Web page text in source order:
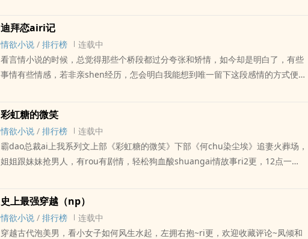
迪拜恋airi记
情欲小说 / 排行榜
连载中
看言情小说的时候，总觉得那些个桥段都过分夸张和矫情，如今却是明白了，有些
事情有些情感，若非亲shen经历，怎会明白我能想到唯一留下这段感情的方式便是
在已经不在了，作者修改了结局，令故事看起来不那么悲伤
彩虹糖的微笑
情欲小说 / 排行榜
连载中
霸dao总裁ai上我系列文上部《彩虹糖的微笑》下部《何chu染尘埃》追妻火葬场，
姐姐跟妹妹抢男人，有rou有剧情，轻松狗血酸shuangai情故事ri2更，12点一
史上最强穿越（np）
情欲小说 / 排行榜
连载中
穿越古代泡美男，看小女子如何风生水起，左拥右抱~ri更，欢迎收藏评论~凤倾和